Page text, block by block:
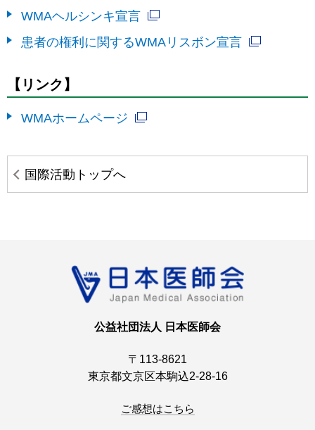
WMAヘルシンキ宣言
患者の権利に関するWMAリスボン宣言
【リンク】
WMAホームページ
国際活動トップへ
公益社団法人 日本医師会
〒113-8621
東京都文京区本駒込2-28-16
ご感想はこちら